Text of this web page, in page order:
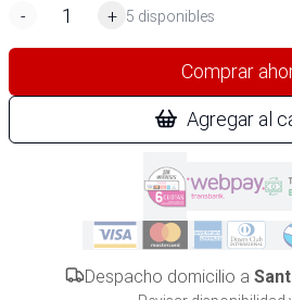
-
+ 5 disponibles
Comprar
Agregar al
Despacho domicilio a